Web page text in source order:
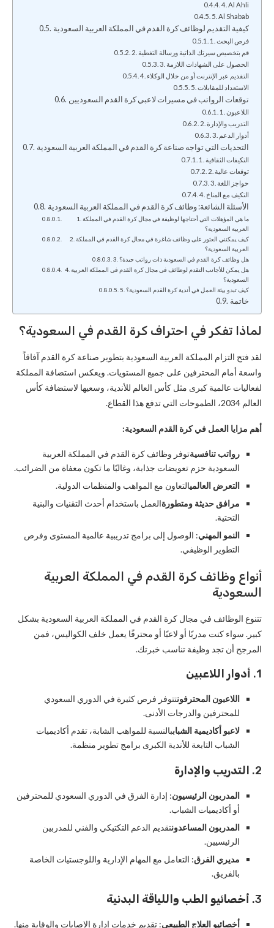
4. Al Ahli
5. Al Shabab
كيفية التقديم لوظائف كرة القدم في المملكة العربية السعودية
1. فرص البحث
2. قم بتخصيص سيرتك الذاتية ورسالة التغطية
3. الحصول على الشهادات اللازمة
4. التقديم عبر الإنترنت أو من خلال الوكلاء
5. الاستعداد للمقابلات
توقعات الرواتب في مسيرات لاعبي كرة القدم السعوديين
1. اللاعبون
2. التدريب والإدارة
3. أدوار الدعم
التحديات التي تواجه صناعة كرة القدم في المملكة العربية السعودية
1. التكيفات الثقافية
2. توقعات عالية
3. حواجز اللغة
4. التكيف مع المناخ
الأسئلة الشائعة: وظائف كرة القدم في المملكة العربية السعودية
1. ما هي المؤهلات التي أحتاجها لوظيفة في مجال كرة القدم في المملكة
العربية السعودية؟
2. كيف يمكنني العثور على وظائف شاغرة في مجال كرة القدم في المملكة
العربية السعودية؟
3. هل وظائف كرة القدم في السعودية ذات رواتب جيدة؟
4. هل يمكن للأجانب التقدم لوظائف في مجال كرة القدم في المملكة العربية
السعودية؟
5. كيف تبدو بيئة العمل في أندية كرة القدم السعودية؟
خاتمة
لماذا تفكر في احتراف كرة القدم في السعودية؟
لقد فتح التزام المملكة العربية السعودية بتطوير صناعة كرة القدم آفاقاً
واسعة أمام المحترفين على جميع المستويات. ويعكس استضافة المملكة
لفعاليات عالمية كبرى مثل كأس العالم للأندية، وسعيها لاستضافة كأس
العالم 2034، الطموحات التي تدفع هذا القطاع.
أهم مزايا العمل في كرة القدم السعودية:
رواتب تنافسيةتوفر وظائف كرة القدم في المملكة العربية
السعودية حزم تعويضات جذابة، وغالبًا ما تكون معفاة من الضرائب.
التعرض العالميالتعاون مع المواهب والمنظمات الدولية.
مرافق حديثة ومتطورةالعمل باستخدام أحدث التقنيات والبنية
التحتية.
النمو المهني: الوصول إلى برامج تدريبية عالمية المستوى وفرص
التطوير الوظيفي.
أنواع وظائف كرة القدم في المملكة العربية
السعودية
تتنوع الوظائف في مجال كرة القدم في المملكة العربية السعودية بشكل
كبير. سواء كنت مدربًا أو لاعبًا أو محترفًا يعمل خلف الكواليس، فمن
المرجح أن تجد وظيفة تناسب خبرتك.
1. أدوار اللاعبين
اللاعبون المحترفونتتوفر فرص كثيرة في الدوري السعودي
للمحترفين والدرجات الأدنى.
لاعبو أكاديمية الشباببالنسبة للمواهب الشابة، تقدم أكاديميات
الشباب التابعة للأندية الكبرى برامج تطوير منظمة.
2. التدريب والإدارة
المدربون الرئيسيون: إدارة الفرق في الدوري السعودي للمحترفين
أو أكاديميات الشباب.
المدربون المساعدونتقديم الدعم التكتيكي والفني للمدربين
الرئيسيين.
مديري الفرق: التعامل مع المهام الإدارية واللوجستيات الخاصة
بالفريق.
3. أخصائيو الطب واللياقة البدنية
أخصائيو العلاج الطبيعي: تقديم خدمات إدارة الإصابات والوقاية منها.